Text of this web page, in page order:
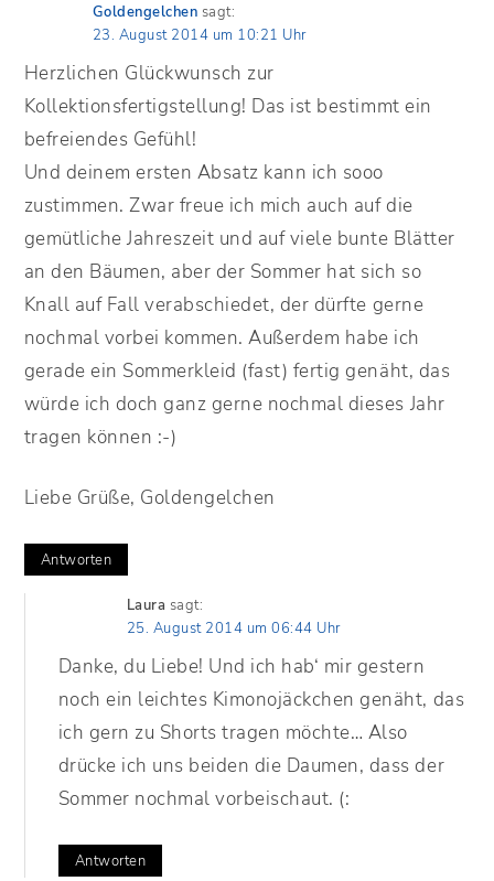
Goldengelchen sagt:
23. August 2014 um 10:21 Uhr
Herzlichen Glückwunsch zur
Kollektionsfertigstellung! Das ist bestimmt ein
befreiendes Gefühl!
Und deinem ersten Absatz kann ich sooo
zustimmen. Zwar freue ich mich auch auf die
gemütliche Jahreszeit und auf viele bunte Blätter
an den Bäumen, aber der Sommer hat sich so
Knall auf Fall verabschiedet, der dürfte gerne
nochmal vorbei kommen. Außerdem habe ich
gerade ein Sommerkleid (fast) fertig genäht, das
würde ich doch ganz gerne nochmal dieses Jahr
tragen können :-)
Liebe Grüße, Goldengelchen
Antworten
Laura sagt:
25. August 2014 um 06:44 Uhr
Danke, du Liebe! Und ich hab‘ mir gestern
noch ein leichtes Kimonojäckchen genäht, das
ich gern zu Shorts tragen möchte… Also
drücke ich uns beiden die Daumen, dass der
Sommer nochmal vorbeischaut. (:
Antworten